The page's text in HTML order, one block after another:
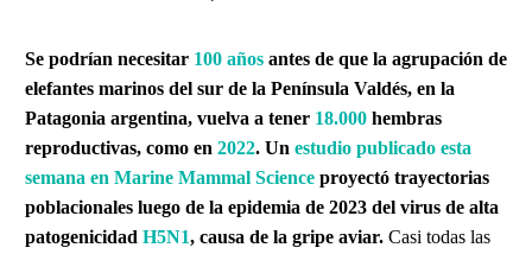
Se podrían necesitar 100 años antes de que la agrupación de
elefantes marinos del sur de la Península Valdés, en la
Patagonia argentina, vuelva a tener 18.000 hembras
reproductivas, como en 2022. Un estudio publicado esta
semana en Marine Mammal Science proyectó trayectorias
poblacionales luego de la epidemia de 2023 del virus de alta
patogenicidad H5N1, causa de la gripe aviar. Casi todas las